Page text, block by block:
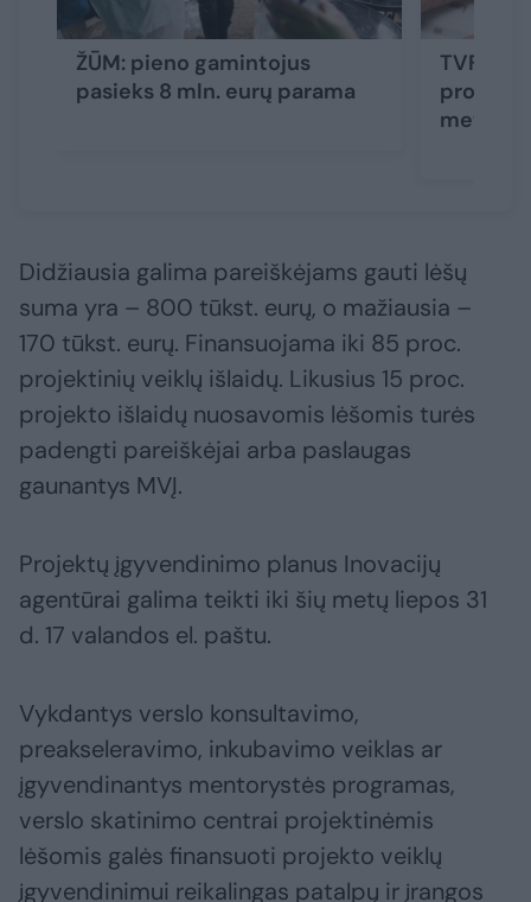
ŽŪM: pieno gamintojus
pasieks 8 mln. eurų parama
TVF
metams
Didžiausia galima pareiškėjams gauti lėšų
suma yra – 800 tūkst. eurų, o mažiausia –
170 tūkst. eurų. Finansuojama iki 85 proc.
projektinių veiklų išlaidų. Likusius 15 proc.
projekto išlaidų nuosavomis lėšomis turės
padengti pareiškėjai arba paslaugas
gaunantys MVĮ.
Projektų įgyvendinimo planus Inovacijų
agentūrai galima teikti iki šių metų liepos 31
d. 17 valandos el. paštu.
Vykdantys verslo konsultavimo,
preakseleravimo, inkubavimo veiklas ar
įgyvendinantys mentorystės programas,
verslo skatinimo centrai projektinėmis
lėšomis galės finansuoti projekto veiklų
įgyvendinimui reikalingas patalpų ir įrangos